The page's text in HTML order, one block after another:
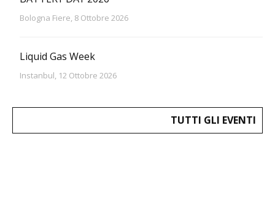
Bologna Fiere, 8 Ottobre 2026
Liquid Gas Week
Instanbul, 12 Ottobre 2026
TUTTI GLI EVENTI